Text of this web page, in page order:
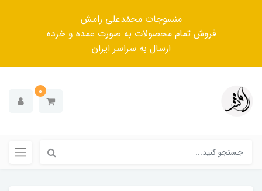
منسوجات محمّدعلی رامش
فروش تمام محصولات به صورت عمده و خرده
ارسال به سراسر ایران
0